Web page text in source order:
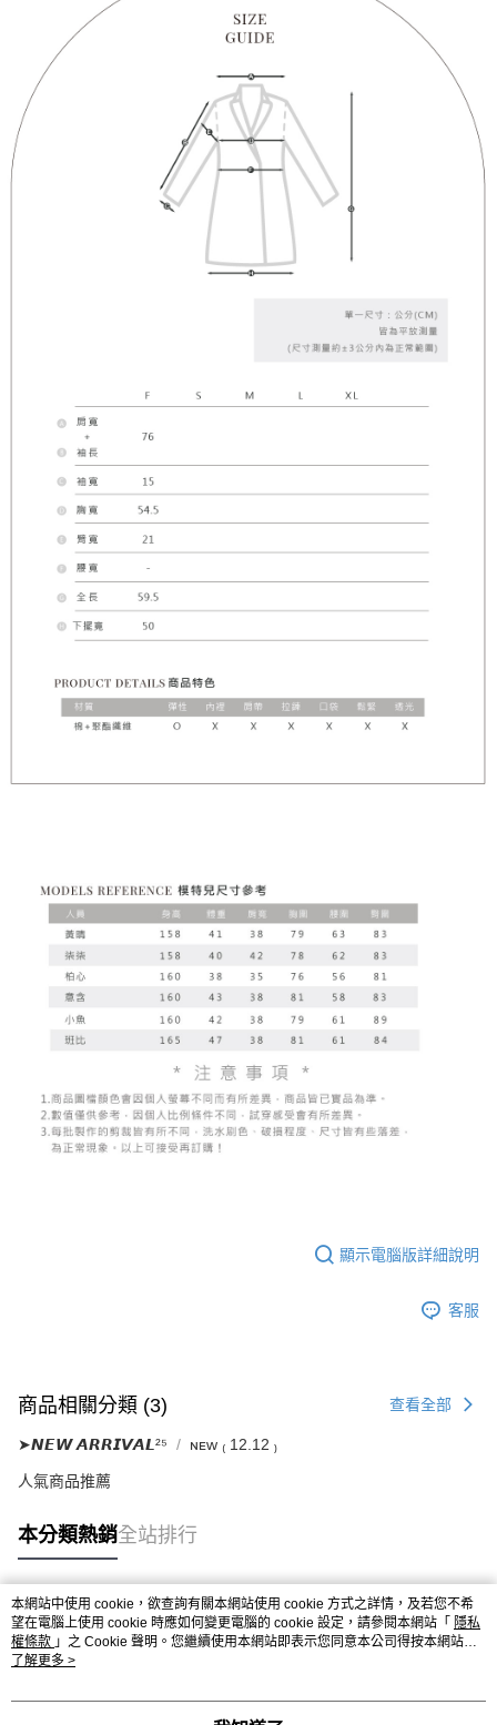
顯示電腦版詳細說明
客服
商品相關分類 (3) 查看全部
➤𝙉𝙀𝙒 𝘼𝙍𝙍𝙄𝙑𝘼𝙇²⁵ ɴᴇᴡ ₍ 12.12 ₎
人氣商品推薦
本分類熱銷全站排行
熱門標籤
本網站中使用 cookie，欲查詢有關本網站使用 cookie 方式之詳情，及若您不希
望在電腦上使用 cookie 時應如何變更電腦的 cookie 設定，請參閱本網站「 隱私
權條款 」之 Cookie 聲明。您繼續使用本網站即表示您同意本公司得按本網站使
用條款之 Cookie 聲明使用 cookie。
了解更多 >